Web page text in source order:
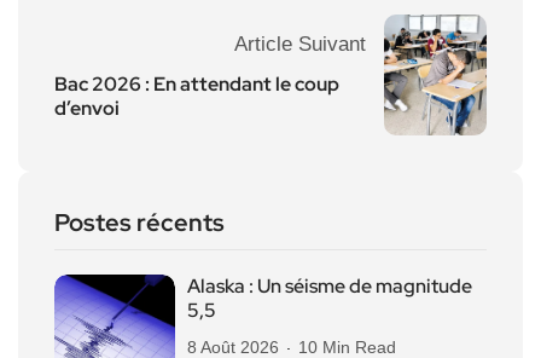
Article Suivant
Bac 2026 : En attendant le coup
d’envoi
Postes récents
Alaska : Un séisme de magnitude
5,5
8 Août 2026 10 Min Read